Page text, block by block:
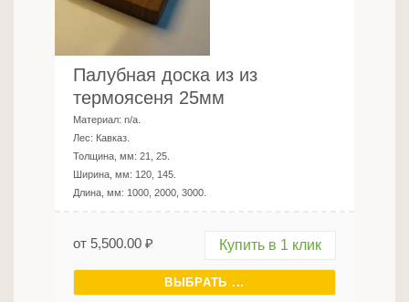
Палубная доска из из
термоясеня 25мм
Материал: n/a
Лес: Кавказ
Толщина, мм: 21, 25
Ширина, мм: 120, 145
Длина, мм: 1000, 2000, 3000
от 5,500.00 ₽ Купить в 1 клик
ВЫБРАТЬ ...